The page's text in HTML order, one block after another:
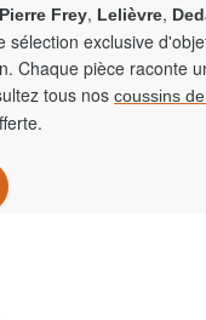
Pierre Frey, Lelièvre,
sélection exclusive
Chaque pièce raconte
tous nos coussins